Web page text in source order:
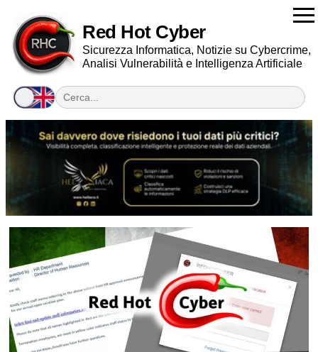
Red Hot Cyber
Sicurezza Informatica, Notizie su Cybercrime,
Analisi Vulnerabilità e Intelligenza Artificiale